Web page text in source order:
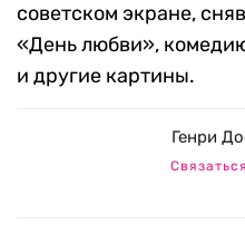
советском экране,
«День любви»,
и другие картины.
Генри